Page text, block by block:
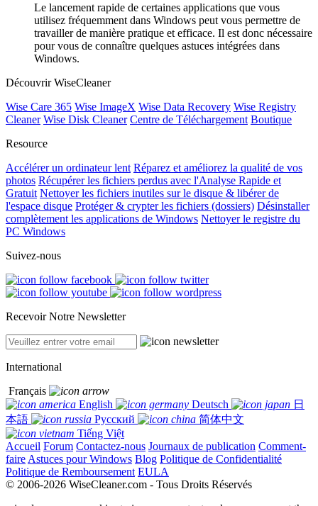
Le lancement rapide de certaines applications que vous
utilisez fréquemment dans Windows peut vous permettre de
travailler de manière pratique et efficace. Il est donc nécessaire
pour vous de connaître quelques astuces intégrées dans
Windows.
Découvrir WiseCleaner
Wise Care 365 Wise ImageX Wise Data Recovery Wise Registry
Cleaner Wise Disk Cleaner Centre de Téléchargement Boutique
Resource
Accélérer un ordinateur lent Réparez et améliorez la qualité de vos
photos Récupérer les fichiers perdus avec l'Analyse Rapide et
Gratuit Nettoyer les fichiers inutiles sur le disque & libérer de
l'espace disque Protéger & crypter les fichiers (dossiers) Désinstaller
complètement les applications de Windows Nettoyer le registre du
PC Windows
Suivez-nous
Recevoir Notre Newsletter
International
Français
English
Deutsch
日
本語
Русский
简体中文
Tiếng Việt
Accueil Forum Contactez-nous Journaux de publication Comment-
faire Astuces pour Windows Blog Politique de Confidentialité
Politique de Remboursement EULA
© 2006-2026 WiseCleaner.com - Tous Droits Réservés